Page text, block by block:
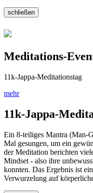
schließen
Meditations-
11k-Jappa-Meditationstag
mehr
11k-Jappa-
Ein 8-teiliges Mantra (Man-
Mal gesungen, um ein
der Meditation berichten
Mindset - also ihre
konnten. Das Ergebnis ist
Verwurzelung auf